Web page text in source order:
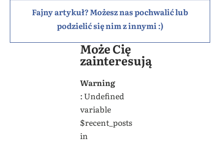
Fajny artykuł? Możesz nas pochwalić lub
podzielić się nim z innymi :)
Może Cię
zainteresują
Warning
: Undefined
variable
$recent_posts
in